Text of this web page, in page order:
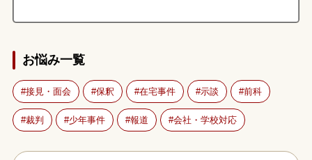
お悩み一覧
接見・面会 保釈 在宅事件 示談 前科
裁判 少年事件 報道 会社・学校対応